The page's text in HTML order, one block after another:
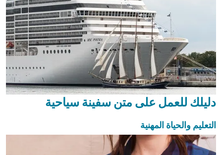
دليلك للعمل على متن سفينة سياحية
التعليم والحياة المهنية